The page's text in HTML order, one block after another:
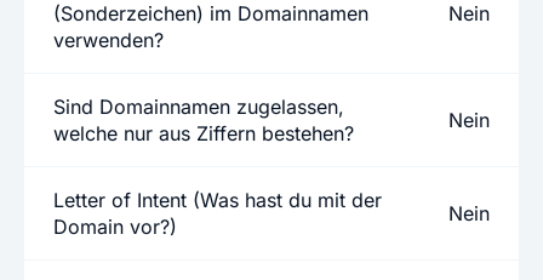
(Sonderzeichen) im Domainnamen
verwenden?
Nein
Sind Domainnamen zugelassen,
welche nur aus Ziffern bestehen?
Nein
Letter of Intent (Was hast du mit der
Domain vor?)
Nein